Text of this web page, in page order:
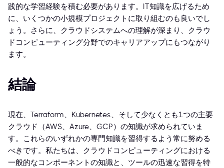
践的な学習経験を積む必要があります。IT知識を広げるため
に、いくつかの小規模プロジェクトに取り組むのも良いでし
ょう。さらに、クラウドシステムへの理解が深まり、クラウ
ドコンピューティング分野でのキャリアアップにもつながり
ます。
結論
現在、Terraform、Kubernetes、そして少なくとも1つの主要
クラウド（AWS、Azure、GCP）の知識が求められていま
す。これらのいずれかの専門知識を習得するよう常に努める
べきです。私たちは、クラウドコンピューティングにおける
一般的なコンポーネントの知識と、ツールの迅速な習得を特